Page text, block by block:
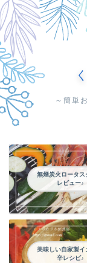
～簡単
無煙炭火ロータス
レビュー♪
美味しい自家製イ
辛レシピ♪